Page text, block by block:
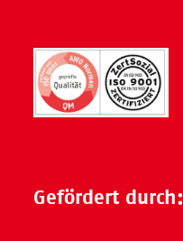
Gefördert durch: